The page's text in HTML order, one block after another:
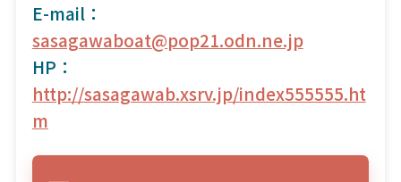
E-mail：
sasagawaboat@pop21.odn.ne.jp
HP：
http://sasagawab.xsrv.jp/index555555.ht
m